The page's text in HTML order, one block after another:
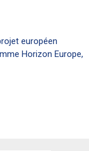
européen
Horizon Europe,